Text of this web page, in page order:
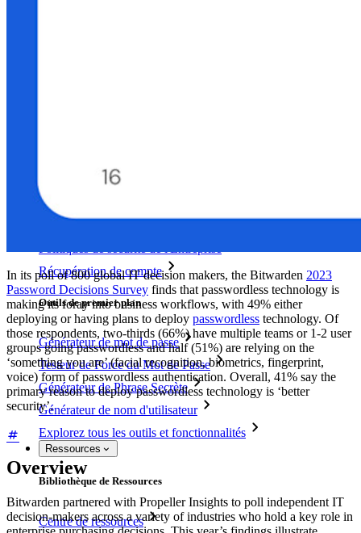
Intégration de répertoire
intégration-sso
Récupération de compte
Outils de premier plan
Générateur de mot de passe
Testeur de Force du Mot de Passe
Générateur de Phrase Secrète
Générateur de nom d'utilisateur
Explorez tous les outils et fonctionnalités
Ressources
Bibliothèque de Ressources
Centre de ressources
In its poll of 800 global IT decision makers, the Bitwarden 2023
Password Decisions Survey finds that passwordless technology is
making its foray into business workflows, with 49% either
deploying or having plans to deploy passwordless technology. Of
those respondents, two-thirds (66%) have multiple teams or 1-2 user
groups going passwordless and half (51%) are relying on the
‘something you are’ (facial recognition, biometrics, fingerprint,
voice) form of passwordless authentication. Overall, 41% say the
primary reason to deploy passwordless technology is ‘better
security’.
Overview
Bitwarden partnered with Propeller Insights to poll independent IT
decision-makers across a variety of industries who hold a key role in